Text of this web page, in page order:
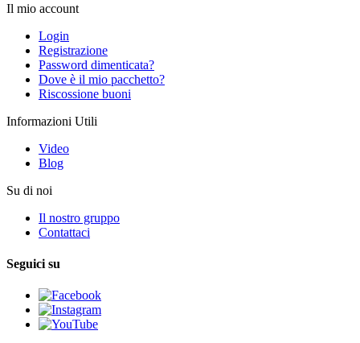
Il mio account
Login
Registrazione
Password dimenticata?
Dove è il mio pacchetto?
Riscossione buoni
Informazioni Utili
Video
Blog
Su di noi
Il nostro gruppo
Contattaci
Seguici su